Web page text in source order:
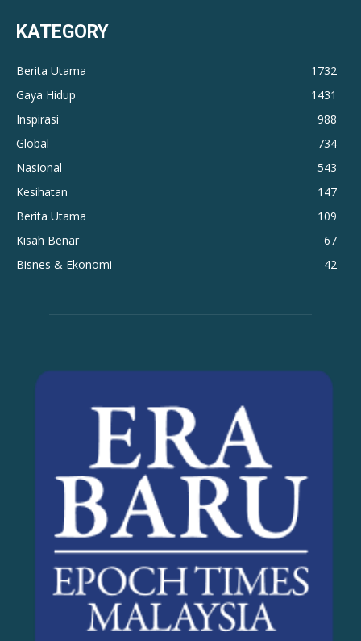
KATEGORY
Berita Utama
1732
Gaya Hidup
1431
Inspirasi
988
Global
734
Nasional
543
Kesihatan
147
Berita Utama
109
Kisah Benar
67
Bisnes & Ekonomi
42